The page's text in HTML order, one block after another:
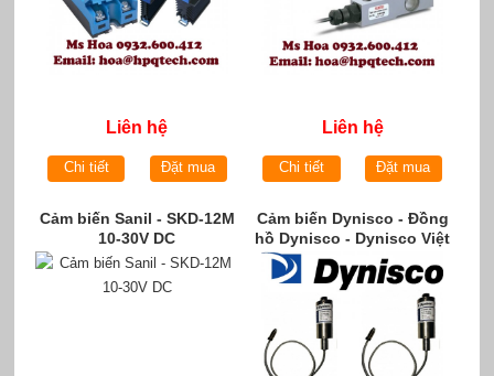
Liên hệ
Chi tiết Đặt mua
Liên hệ
Chi tiết Đặt mua
Cảm biến Sanil - SKD-12M
10-30V DC
Cảm biến Dynisco - Đồng
hồ Dynisco - Dynisco Việt
Nam